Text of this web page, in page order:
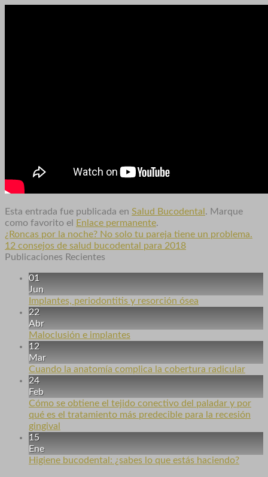
Esta entrada fue publicada en Salud Bucodental . Marque
como favorito el
Enlace permanente.
¿Roncas por la noche? No solo tu pareja tiene un problema.
12 consejos de salud bucodental para 2018
Publicaciones Recientes
01
Jun
Implantes, periodontitis y resorción ósea
22
Abr
Maloclusión e implantes
12
Mar
Cuando la anatomía complica la cobertura radicular
24
Feb
Cómo se obtiene el tejido conectivo del paladar y por
qué es el tratamiento más predecible para la recesión
gingival
15
Ene
Higiene bucodental: ¿sabes lo que estás haciendo?